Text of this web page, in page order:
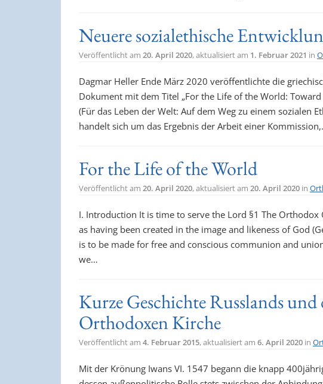
Neuere sozialethische
Veröffentlicht am 20. April 2020, aktualisiert am 1. Februar 2021 in
Dagmar Heller Ende März 2020 veröffentlichte die
Dokument mit dem Titel „For the Life of the World:
(Für das Leben der Welt: Auf dem Weg zu einem sozialen
handelt sich um das Ergebnis der Arbeit einer
For the Life of the World
Veröffentlicht am 20. April 2020, aktualisiert am 20. April 2020 in
I. Introduction It is time to serve the Lord §1 The
as having been created in the image and likeness of God
is to be made for free and conscious communion and
we…
Kurze Geschichte Russlands und
Orthodoxen Kirche
Veröffentlicht am 4. Februar 2015, aktualisiert am 6. April 2020 in
Mit der Krönung Iwans VI. 1547 begann die knapp